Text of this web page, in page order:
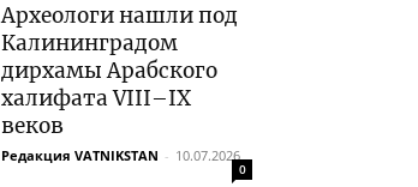
Археологи нашли под
Калининградом
дирхамы Арабского
халифата VIII–IX
веков
Редакция VATNIKSTAN - 10.07.2026
0